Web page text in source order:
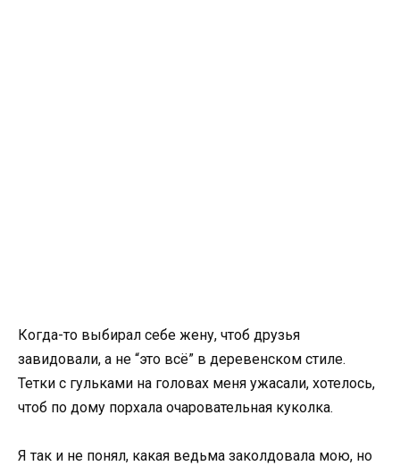
Когда-то выбирал себе жену, чтоб друзья
завидовали, а не “это всё” в деревенском стиле.
Тетки с гульками на головах меня ужасали, хотелось,
чтоб по дому порхала очаровательная куколка.
Я так и не понял, какая ведьма заколдовала мою, но